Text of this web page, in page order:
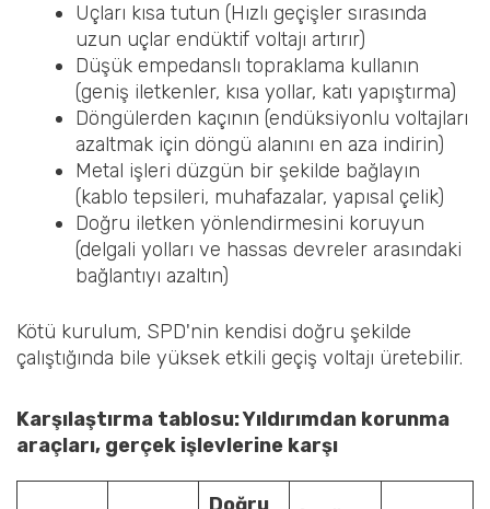
Uçları kısa tutun (Hızlı geçişler sırasında
uzun uçlar endüktif voltajı artırır)
Düşük empedanslı topraklama kullanın
(geniş iletkenler, kısa yollar, katı yapıştırma)
Döngülerden kaçının (endüksiyonlu voltajları
azaltmak için döngü alanını en aza indirin)
Metal işleri düzgün bir şekilde bağlayın
(kablo tepsileri, muhafazalar, yapısal çelik)
Doğru iletken yönlendirmesini koruyun
(delgali yolları ve hassas devreler arasındaki
bağlantıyı azaltın)
Kötü kurulum, SPD'nin kendisi doğru şekilde
çalıştığında bile yüksek etkili geçiş voltajı üretebilir.
Karşılaştırma tablosu: Yıldırımdan korunma
araçları, gerçek işlevlerine karşı